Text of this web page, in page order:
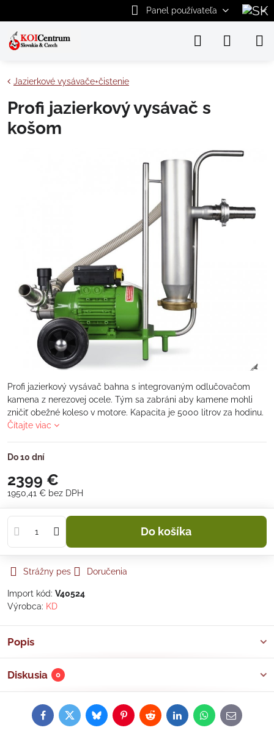
Panel používateľa
Jazierkové vysávače+čistenie
Profi jazierkový vysávač s
košom
Profi jazierkový vysávač bahna s integrovaným odlučovačom
kamena z nerezovej ocele. Tým sa zabráni aby kamene mohli
zničiť obežné koleso v motore. Kapacita je 5000 litrov za hodinu.
Čítajte viac
Do 10 dní
2399 €
1950,41 € bez DPH
Do košíka
Strážny pes Doručenia
Import kód: V40524
Výrobca: KD
Popis
Diskusia 0
FacebookTwitterBlueskyPinterestRedditLinkedInWhatsApp
E-
mail